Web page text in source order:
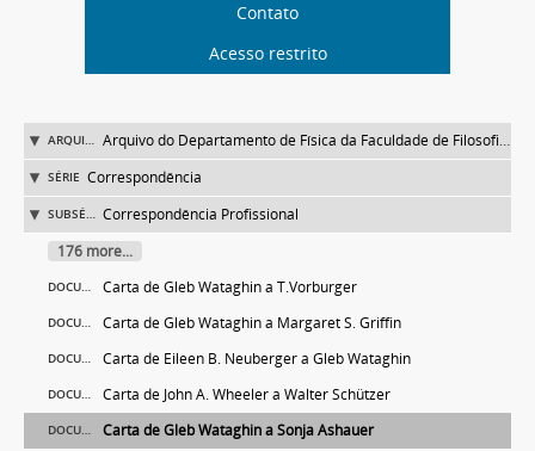
Contato
Acesso restrito
ARQUIVO Arquivo do Departamento de Física da Faculdade de Filosofia (FFLC)
SÉRIE Correspondência
SUBSÉRIE Correspondência Profissional
176 more...
DOCUMENTO Carta de Gleb Wataghin a T.Vorburger
DOCUMENTO Carta de Gleb Wataghin a Margaret S. Griffin
DOCUMENTO Carta de Eileen B. Neuberger a Gleb Wataghin
DOCUMENTO Carta de John A. Wheeler a Walter Schützer
DOCUMENTO Carta de Gleb Wataghin a Sonja Ashauer